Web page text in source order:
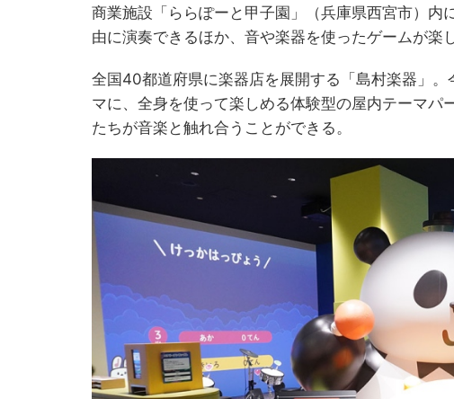
商業施設「ららぽーと甲子園」（兵庫県西宮市）
由に演奏できるほか、音や楽器を使ったゲームが楽
全国40都道府県に楽器店を展開する「島村楽器」
マに、全身を使って楽しめる体験型の屋内テーマ
たちが音楽と触れ合うことができる。